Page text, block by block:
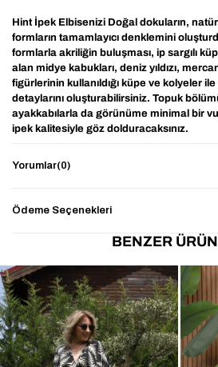
Hint İpek Elbisenizi Doğal dokuların,
formların tamamlayıcı denklemini
formlarla akriliğin buluşması, ip sargılı
alan midye kabukları, deniz yıldızı,
figürlerinin kullanıldığı küpe ve kolyeler
detaylarını oluşturabilirsiniz. Topuk
ayakkabılarla da görünüme minimal bir
ipek kalitesiyle göz dolduracaksınız.
Ürün / Model ölçüleri
Boy:167 cm
Kilo:58 kg
Ürün Boy: 190 cm
Yorumlar(0)
Ödeme Seçenekleri
BENZER